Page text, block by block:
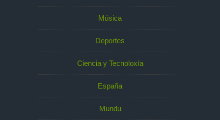
Música
Deportes
Ciencia y Tecnoloxía
España
Mundu